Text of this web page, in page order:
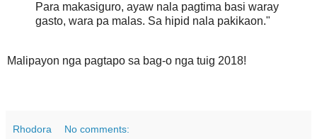
Para makasiguro, ayaw nala pagtima basi waray
gasto, wara pa malas. Sa hipid nala pakikaon."
Malipayon nga pagtapo sa bag-o nga tuig 2018!
Rhodora No comments: